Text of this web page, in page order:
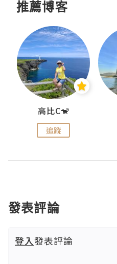
推薦博客
高比C🐒
追蹤
發表評論
登入發表評論